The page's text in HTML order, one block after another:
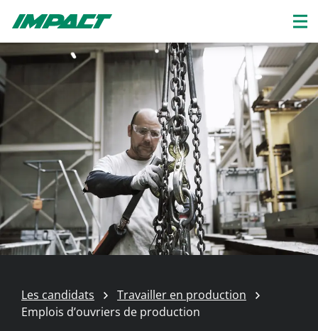
Les candidats
Travailler en production
Emplois d’ouvriers de production